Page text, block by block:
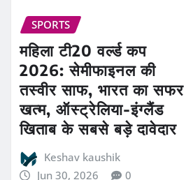
SPORTS
महिला टी20 वर्ल्ड कप
2026: सेमीफाइनल की
तस्वीर साफ, भारत का सफर
खत्म, ऑस्ट्रेलिया-इंग्लैंड
खिताब के सबसे बड़े दावेदार
Keshav kaushik
Jun 30, 2026
0